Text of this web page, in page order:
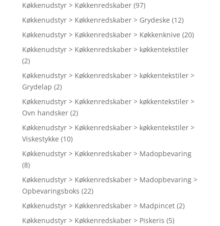
Køkkenudstyr > Køkkenredskaber (97)
Køkkenudstyr > Køkkenredskaber > Grydeske (12)
Køkkenudstyr > Køkkenredskaber > Køkkenknive (20)
Køkkenudstyr > Køkkenredskaber > køkkentekstiler
(2)
Køkkenudstyr > Køkkenredskaber > køkkentekstiler >
Grydelap (2)
Køkkenudstyr > Køkkenredskaber > køkkentekstiler >
Ovn handsker (2)
Køkkenudstyr > Køkkenredskaber > køkkentekstiler >
Viskestykke (10)
Køkkenudstyr > Køkkenredskaber > Madopbevaring
(8)
Køkkenudstyr > Køkkenredskaber > Madopbevaring >
Opbevaringsboks (22)
Køkkenudstyr > Køkkenredskaber > Madpincet (2)
Køkkenudstyr > Køkkenredskaber > Piskeris (5)